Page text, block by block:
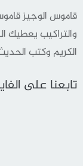
قاموس الوجيز
والتراكيب يعطيك
الكريم وكتب
تابعنا على